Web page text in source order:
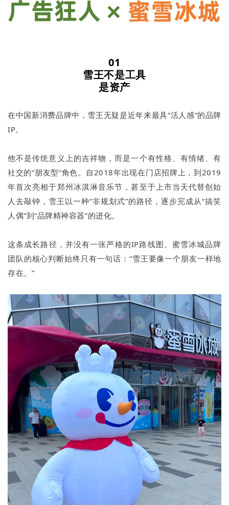
01
雪王不是工具
是资产
在中国新消费品牌中，雪王无疑是近年来最具“活人感”的品牌
IP。
他不是传统意义上的吉祥物，而是一个有性格、有情绪、有
社交的“朋友型”角色。自2018年出现在门店招牌上，到2019
年首次亮相于郑州冰淇淋音乐节，甚至于上市当天代替创始
人去敲钟，雪王以一种“非规划式”的路径，逐步完成从“搞笑
人偶”到“品牌精神容器”的进化。
这条成长路径，并没有一张严格的IP路线图。蜜雪冰城品牌
团队的核心判断始终只有一句话：“雪王要像一个朋友一样地
存在。”